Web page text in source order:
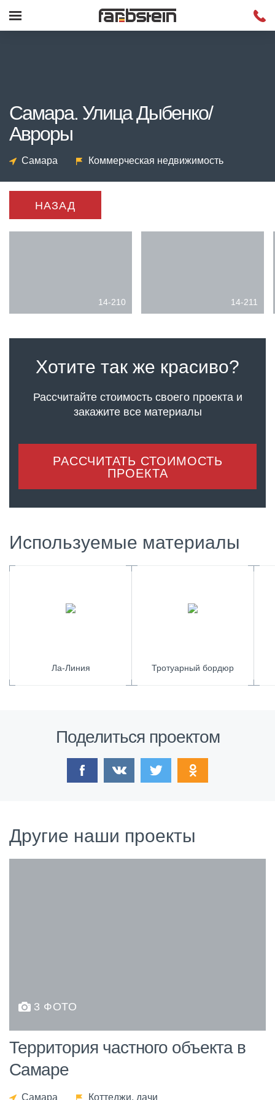
Самара. Улица Дыбенко/
Авроры
Самара Коммерческая недвижимость
НАЗАД
14-210 14-211
Хотите так же красиво?
Рассчитайте стоимость своего проектаи
закажите все материалы
РАССЧИТАТЬ СТОИМОСТЬ
ПРОЕКТА
Используемые материалы
Ла-Линия Тротуарный бордюр
Поделиться проектом
Другие наши проекты
3 ФОТО
Территория частного объекта в
Самаре
Самара Коттеджи, дачи